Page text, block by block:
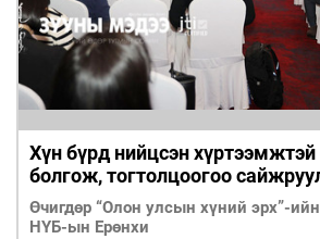
Хүн бүрд нийцсэн
болгож, тогтолцоогоо
шаардлагатай
Өчигдөр “Олон улсын хүний эрх”-
НҮБ-ын Ерөнхи